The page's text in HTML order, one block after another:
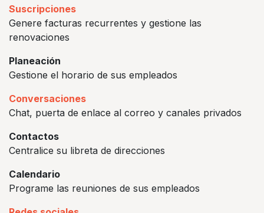
Suscripciones
Genere facturas recurrentes y gestione las
renovaciones
Planeación
Gestione el horario de sus empleados
Conversaciones
Chat, puerta de enlace al correo y canales privados
Contactos
Centralice su libreta de direcciones
Calendario
Programe las reuniones de sus empleados